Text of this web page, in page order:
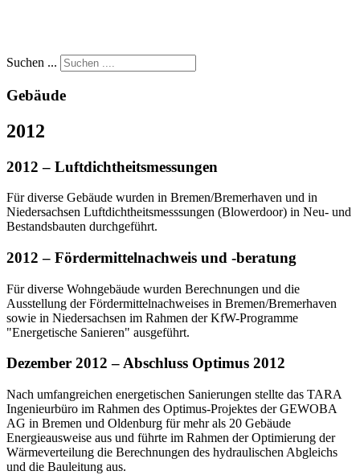
Suchen ...
Gebäude
2012
2012 – Luftdichtheitsmessungen
Für diverse Gebäude wurden in Bremen/Bremerhaven und in
Niedersachsen Luftdichtheitsmesssungen (Blowerdoor) in Neu- und
Bestandsbauten durchgeführt.
2012 – Fördermittelnachweis und -beratung
Für diverse Wohngebäude wurden Berechnungen und die
Ausstellung der Fördermittelnachweises in Bremen/Bremerhaven
sowie in Niedersachsen im Rahmen der KfW-Programme
"Energetische Sanieren" ausgeführt.
Dezember 2012 – Abschluss Optimus 2012
Nach umfangreichen energetischen Sanierungen stellte das TARA
Ingenieurbüro im Rahmen des Optimus-Projektes der GEWOBA
AG in Bremen und Oldenburg für mehr als 20 Gebäude
Energieausweise aus und führte im Rahmen der Optimierung der
Wärmeverteilung die Berechnungen des hydraulischen Abgleichs
und die Bauleitung aus.